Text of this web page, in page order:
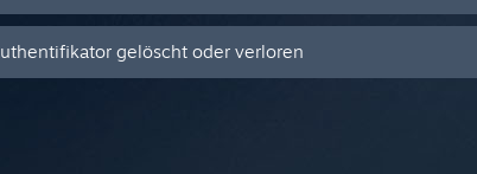
gelöscht oder verloren